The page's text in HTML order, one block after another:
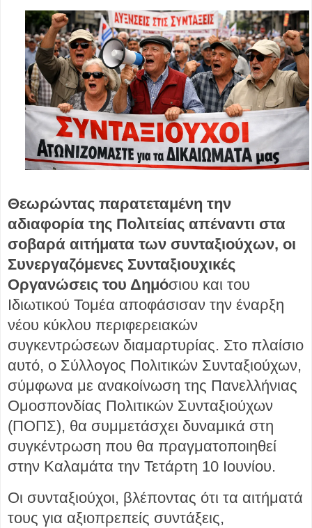
Θεωρώντας παρατεταμένη την
αδιαφορία της Πολιτείας απέναντι στα
σοβαρά αιτήματα των συνταξιούχων, οι
Συνεργαζόμενες Συνταξιουχικές
Οργανώσεις του Δημόσιου και του
Ιδιωτικού Τομέα αποφάσισαν την έναρξη
νέου κύκλου περιφερειακών
συγκεντρώσεων διαμαρτυρίας. Στο πλαίσιο
αυτό, ο Σύλλογος Πολιτικών Συνταξιούχων,
σύμφωνα με ανακοίνωση της Πανελλήνιας
Ομοσπονδίας Πολιτικών Συνταξιούχων
(ΠΟΠΣ), θα συμμετάσχει δυναμικά στη
συγκέντρωση που θα πραγματοποιηθεί
στην Καλαμάτα την Τετάρτη 10 Ιουνίου.
Οι συνταξιούχοι, βλέποντας ότι τα αιτήματά
τους για αξιοπρεπείς συντάξεις,